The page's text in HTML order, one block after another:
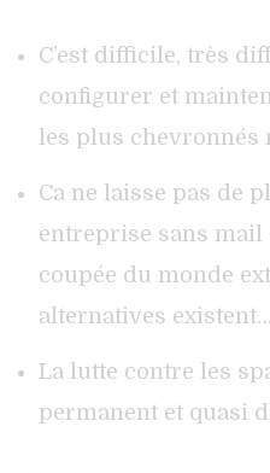
C’est difficile, très
configurer et
les plus chevronnés
Ca ne laisse pas de
entreprise sans mail
coupée du monde
alternatives
La lutte contre les
permanent et quasi